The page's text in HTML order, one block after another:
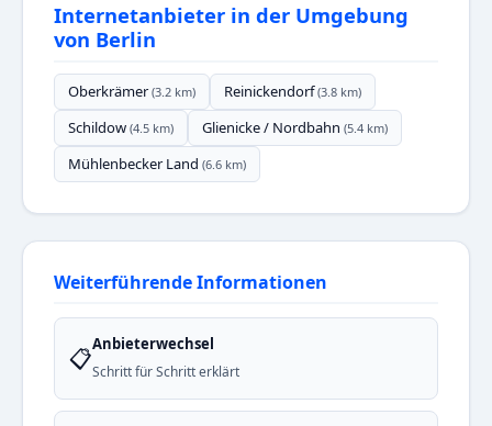
Internetanbieter in der Umgebung
von Berlin
Oberkrämer(3.2 km) Reinickendorf(3.8 km)
Schildow (4.5 km) Glienicke / Nordbahn (5.4 km)
Mühlenbecker Land (6.6 km)
Weiterführende Informationen
📋Anbieterwechsel
Schritt für Schritt erklärt